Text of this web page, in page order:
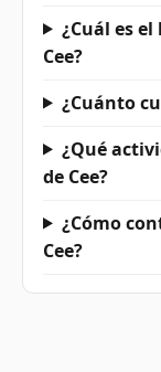
¿Cuál es
Cee?
¿Cuánto
¿Qué
de Cee?
¿Cómo
Cee?